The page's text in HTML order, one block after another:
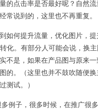
的点击率是否最好呢？自然
常说到的，这里也不再重复。
如何提升流量，优化图片，提
化。有部分人可能会说，换
不是，如果在产品图与原来
的。（这里也并不鼓吹随便
测试。）
例子，很多时候，在推广很